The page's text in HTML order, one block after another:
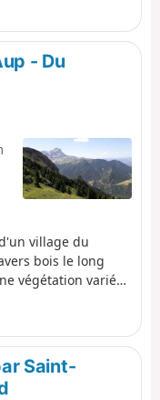
- Du
village du
bois le long
végétation variée
de se faire
se faire en boucle,
Disdier n'est pas
Saint-